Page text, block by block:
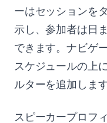
ーはセッションを
示し、参加者は日
できます。ナビゲ
スケジュールの上
ルターを追加します
スピーカープロフ